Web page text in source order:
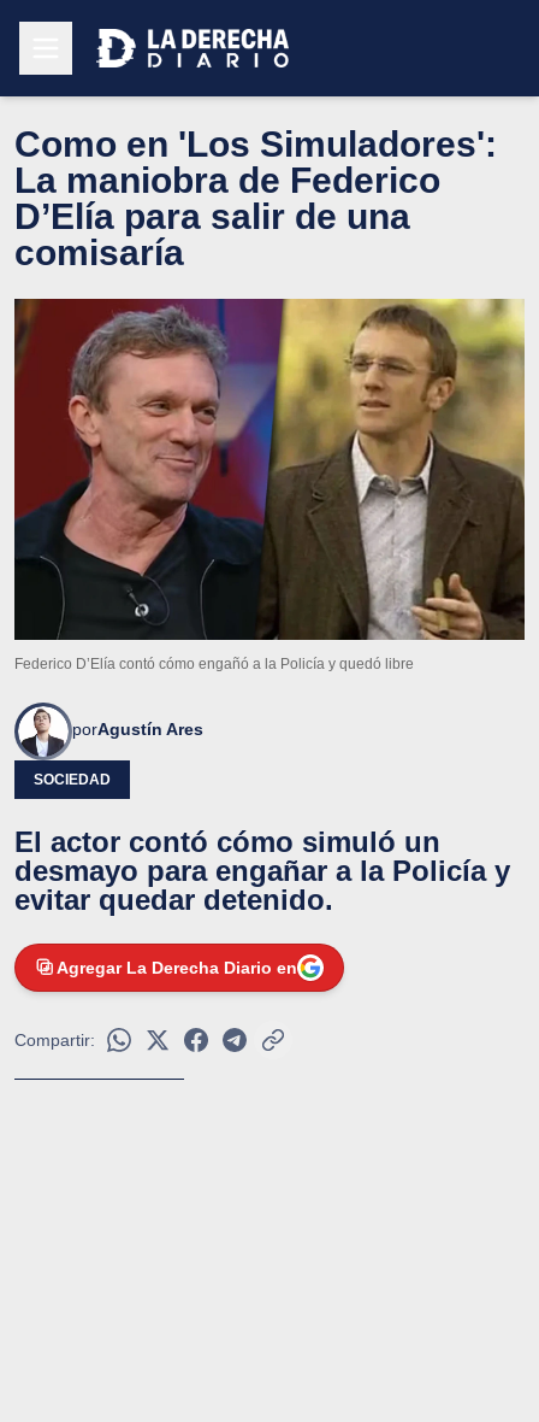
Como en 'Los Simuladores':
La maniobra de Federico
D’Elía para salir de una
comisaría
Federico D’Elía contó cómo engañó a la Policía y quedó libre
porAgustín Ares
SOCIEDAD
El actor contó cómo simuló un
desmayo para engañar a la Policía y
evitar quedar detenido.
Agregar La Derecha Diario en
Compartir: